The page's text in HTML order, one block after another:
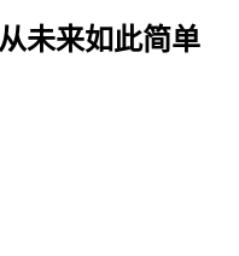
未来如此简单